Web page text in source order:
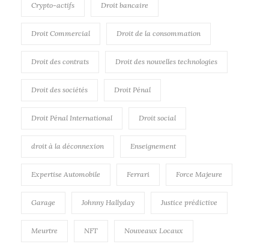
Crypto-actifs Droit bancaire
Droit Commercial Droit de la consommation
Droit des contrats Droit des nouvelles technologies
Droit des sociétés Droit Pénal
Droit Pénal International Droit social
droit à la déconnexion Enseignement
Expertise Automobile Ferrari Force Majeure
Garage Johnny Hallyday Justice prédictive
Meurtre NFT Nouveaux Locaux